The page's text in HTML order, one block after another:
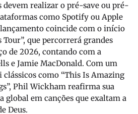
devem realizar o pré-save ou pré-
como Spotify ou Apple
coincide com o início
Tour”, que percorrerá grandes
de 2026, contando com a
e Jamie MacDonald. Com um
como “This Is Amazing
Phil Wickham reafirma sua
global em canções que exaltam a
Deus.